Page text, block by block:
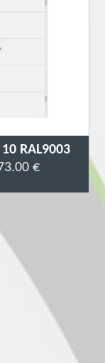
RAL9003
€